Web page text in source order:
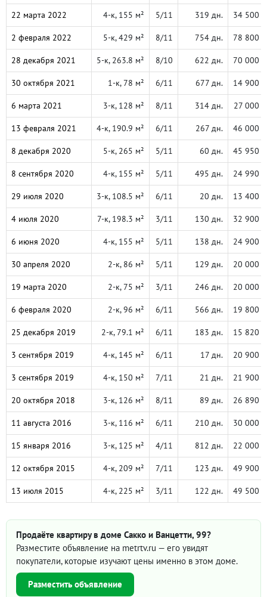
22 марта 2022 4-к, 155 м² 5/11 319 дн. 34 500
2 февраля 2022 5-к, 429 м² 8/11 754 дн. 78 800
28 декабря 2021 5-к, 263.8 м² 8/10 622 дн. 70 000
30 октября 2021 1-к, 78 м² 6/11 677 дн. 14 900
6 марта 2021 3-к, 128 м² 8/11 314 дн. 27 000
13 февраля 2021 4-к, 190.9 м² 6/11 267 дн. 46 000
8 декабря 2020 5-к, 265 м² 5/11 60 дн. 45 950
8 сентября 2020 4-к, 155 м² 5/11 495 дн. 24 990
29 июля 2020 3-к, 108.5 м² 6/11 20 дн. 13 400
4 июля 2020 7-к, 198.3 м² 3/11 130 дн. 32 900
6 июня 2020 4-к, 155 м² 5/11 138 дн. 24 900
30 апреля 2020 2-к, 86 м² 5/11 129 дн. 20 000
19 марта 2020 2-к, 75 м² 3/11 246 дн. 20 000
6 февраля 2020 2-к, 96 м² 6/11 566 дн. 19 800
25 декабря 2019 2-к, 79.1 м² 6/11 183 дн. 15 820
3 сентября 2019 4-к, 145 м² 6/11 17 дн. 20 900
3 сентября 2019 4-к, 150 м² 7/11 21 дн. 21 900
20 октября 2018 3-к, 126 м² 8/11 89 дн. 26 890
11 августа 2016 3-к, 116 м² 6/11 210 дн. 30 000
15 января 2016 3-к, 125 м² 4/11 812 дн. 22 000
12 октября 2015 4-к, 209 м² 7/11 123 дн. 49 900
13 июля 2015 4-к, 225 м² 3/11 122 дн. 49 500
Продаёте квартиру в доме Сакко и Ванцетти, 99?
Разместите объявление на metrtv.ru — его увидят
покупатели, которые изучают цены именно в этом доме.
Разместить объявление